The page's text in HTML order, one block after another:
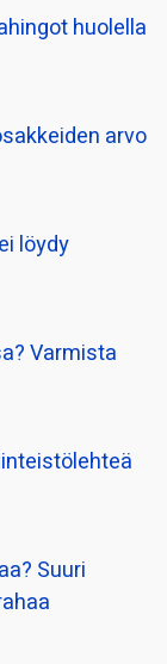
huolella
arvo
löydy
Varmista
Suuri